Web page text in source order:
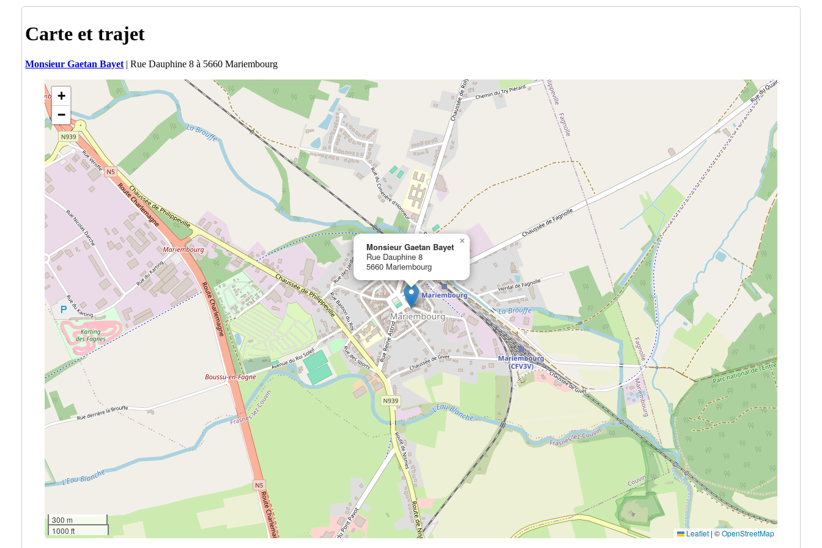
Carte et trajet
Monsieur Gaetan Bayet | Rue Dauphine 8 à 5660 Mariembourg
Monsieur Gaetan Bayet
Rue Dauphine 8
5660 Mariembourg
×
+
−
300 m
1000 ft
Leaflet | ©OpenStreetMap